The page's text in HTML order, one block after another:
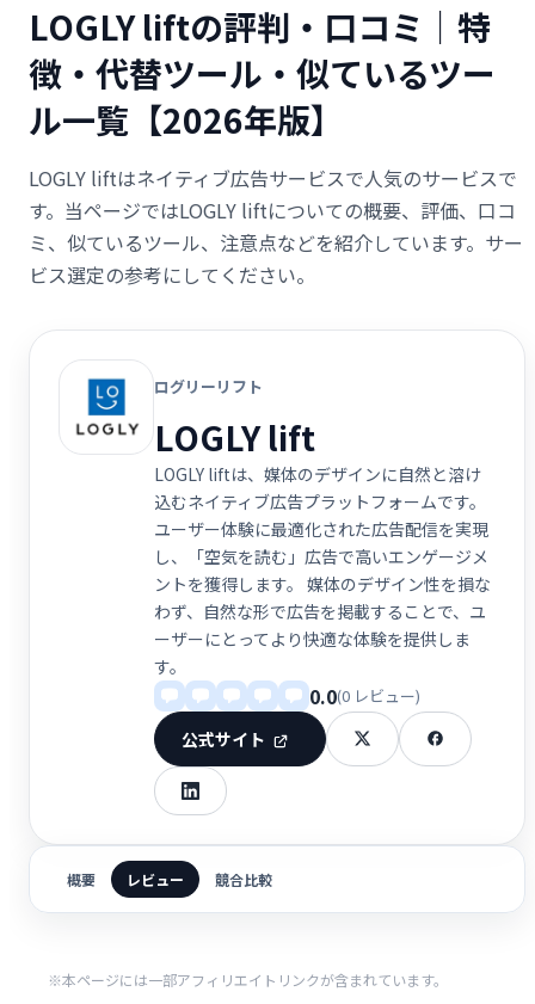
LOGLY liftの評判・口コミ｜特
徴・代替ツール・似ているツー
ル一覧【2026年版】
LOGLY liftはネイティブ広告サービスで人気のサービスで
す。当ページではLOGLY liftについての概要、評価、口コ
ミ、似ているツール、注意点などを紹介しています。サー
ビス選定の参考にしてください。
ログリーリフト
LOGLY lift
LOGLY liftは、媒体のデザインに自然と溶け
込むネイティブ広告プラットフォームです。
ユーザー体験に最適化された広告配信を実現
し、「空気を読む」広告で高いエンゲージメ
ントを獲得します。 媒体のデザイン性を損な
わず、自然な形で広告を掲載することで、ユ
ーザーにとってより快適な体験を提供しま
す。
0.0(0 レビュー)
公式サイト
概要 レビュー 競合比較
※本ページには一部アフィリエイトリンクが含まれています。